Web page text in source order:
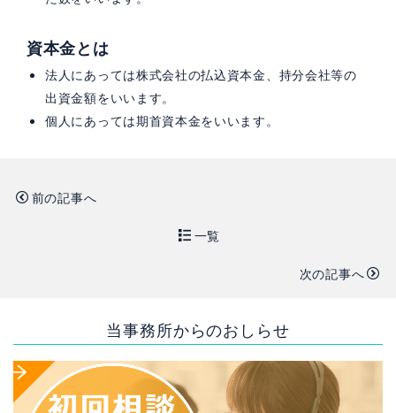
資本金とは
法人にあっては株式会社の払込資本金、持分会社等の
出資金額をいいます。
個人にあっては期首資本金をいいます。
前の記事へ
一覧
次の記事へ
当事務所からのおしらせ